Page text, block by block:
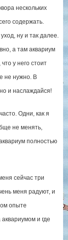
нескольких
содержать.
ну и так далее.
а там аквариум
у него стоит
не нужно. В
и наслаждайся!
Одни, как я
не менять,
полностью
сейчас три
меня радуют, и
опыте
и где